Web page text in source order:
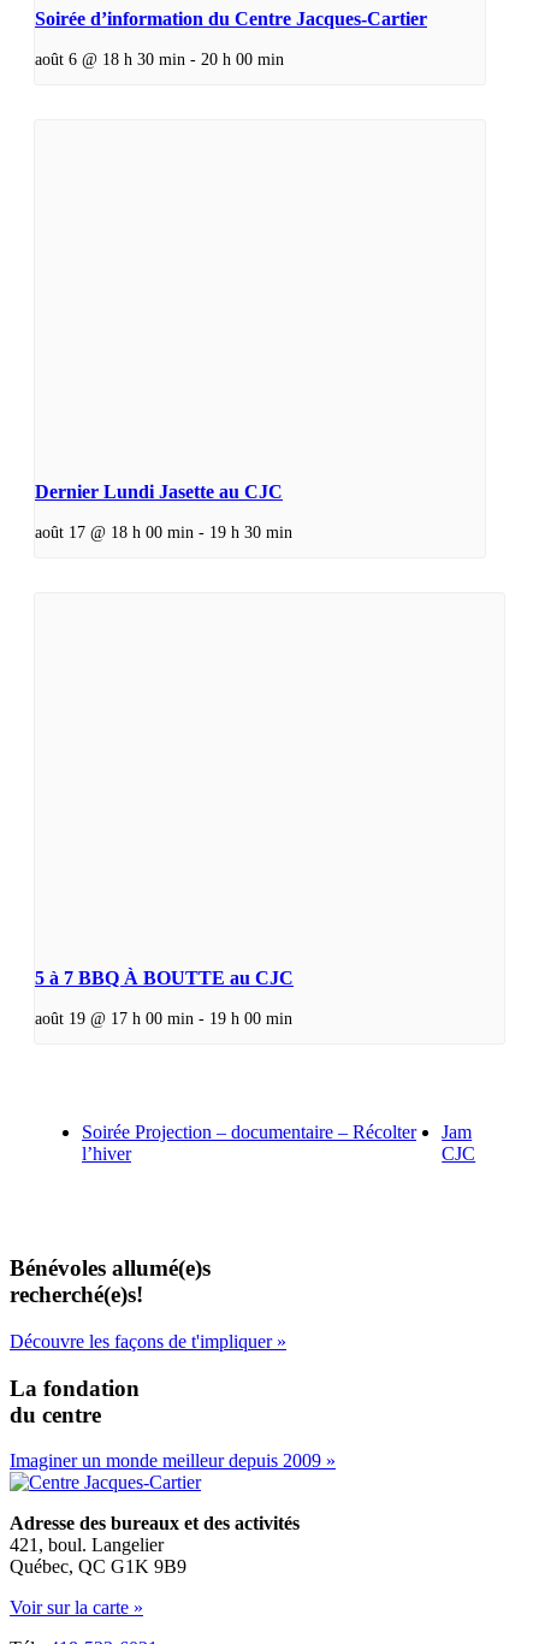
Soirée d’information du Centre Jacques-Cartier
août 6 @ 18 h 30 min - 20 h 00 min
Dernier Lundi Jasette au CJC
août 17 @ 18 h 00 min - 19 h 30 min
5 à 7 BBQ À BOUTTE au CJC
août 19 @ 17 h 00 min - 19 h 00 min
Soirée Projection – documentaire – Récolter
l’hiver
Jam
CJC
Bénévoles allumé(e)s
recherché(e)s!
Découvre les façons de t'impliquer »
La fondation
du centre
Imaginer un monde meilleur depuis 2009 »
Adresse des bureaux et des activités
421, boul. Langelier
Québec, QC G1K 9B9
Voir sur la carte »